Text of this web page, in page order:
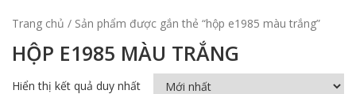
Trang chủ / Sản phẩm được gắn thẻ “hộp e1985 màu trắng”
HỘP E1985 MÀU TRẮNG
Hiển thị kết quả duy nhất